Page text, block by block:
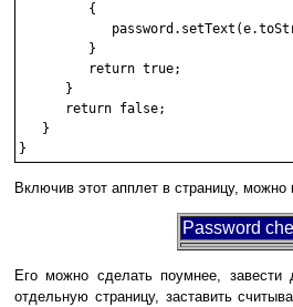
         {
         }
         return true;
      }
      return false;
   }
Включив этот апплет в страницу, можно
Password
Его можно сделать поумнее, завести
отдельную страницу, заставить